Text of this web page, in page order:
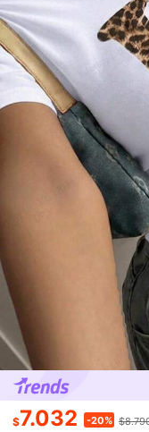
$7.032 -20%